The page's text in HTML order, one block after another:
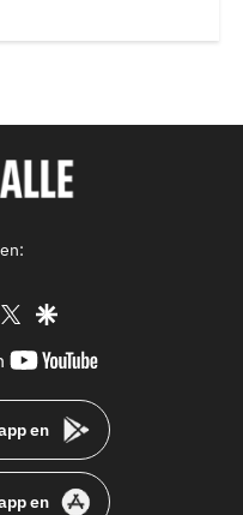
twittergoogle
youtube-
en
en